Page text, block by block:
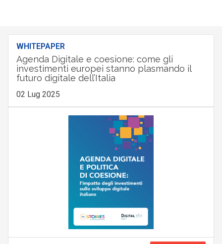
WHITEPAPER
Agenda Digitale e coesione: come gli
investimenti europei stanno plasmando il
futuro digitale dell’Italia
02 Lug 2025